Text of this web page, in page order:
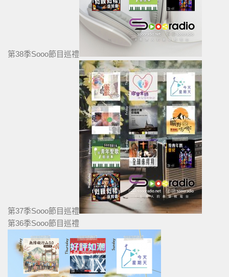
第38季Sooo節目巡禮
第37季Sooo節目巡禮
第36季Sooo節目巡禮